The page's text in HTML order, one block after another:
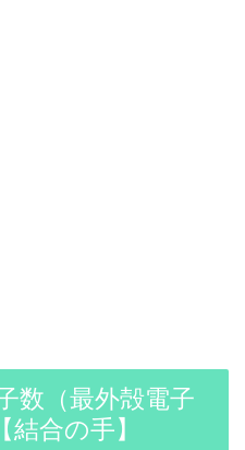
数（最外殻電子
合の手】